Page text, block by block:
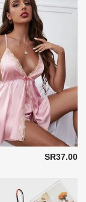
SR37.00